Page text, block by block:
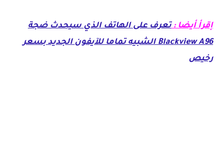
إقرأ أيضا :تعرف على الهاتف الذي سيحدث ضجة
Blackview A96 الشبيه تماما للآيفون الجديد بسعر
رخيص